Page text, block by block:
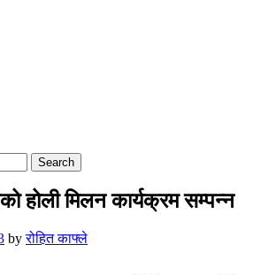
मिलन कार्यक्रम सम्पन्न
byरोहित काफ्ले